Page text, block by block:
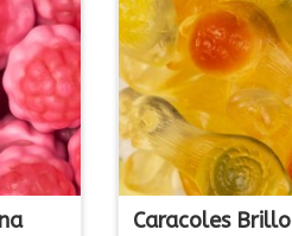
Caracoles Brillo